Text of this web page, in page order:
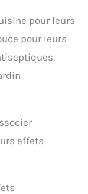
pour leurs
pour leurs
effets